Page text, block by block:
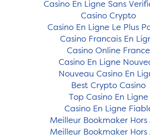
Casino En Ligne Sans
Casino Crypto
Casino En Ligne Le Plus
Casino Francais En
Casino Online France
Casino En Ligne
Nouveau Casino En
Best Crypto Casino
Top Casino En Ligne
Casino En Ligne
Meilleur Bookmaker Hors
Meilleur Bookmaker Hors